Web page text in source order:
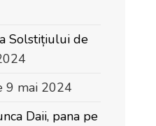
Solstițiului de
9 mai 2024
Daii, pana pe